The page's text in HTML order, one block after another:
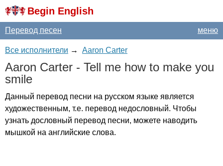
Begin English
меню
Перевод песен
Все исполнители → Aaron Carter
Aaron Carter - Tell me how to make you
smile
Данный перевод песни на русском языке является
художественным, т.е. перевод недословный. Чтобы
узнать дословный перевод песни, можете наводить
мышкой на английские слова.